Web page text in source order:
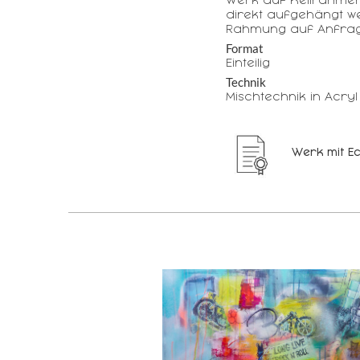
direkt aufgehängt
Rahmung auf
Format
Einteilig
Technik
Mischtechnik in Acryl
Werk mit